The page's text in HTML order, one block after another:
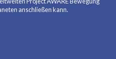
anschließen kann.